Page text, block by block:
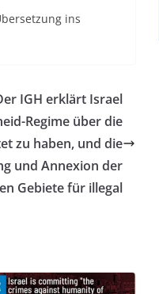
ins
IGH erklärt Israel
Regime über die
zu haben, und die
und Annexion der
Gebiete für illegal